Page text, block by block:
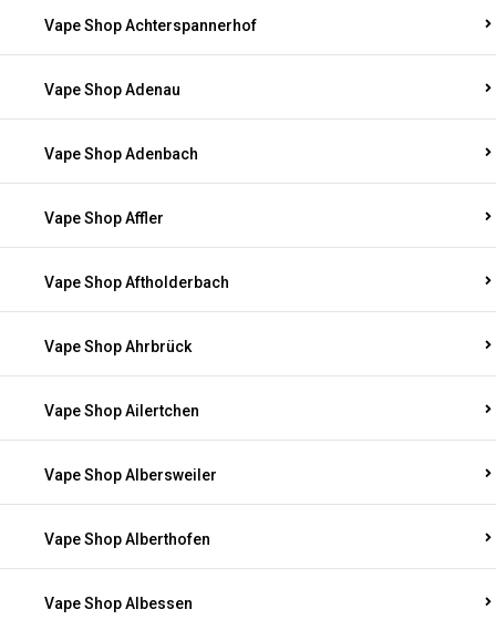
Vape Shop Achterspannerhof
Vape Shop Adenau
Vape Shop Adenbach
Vape Shop Affler
Vape Shop Aftholderbach
Vape Shop Ahrbrück
Vape Shop Ailertchen
Vape Shop Albersweiler
Vape Shop Alberthofen
Vape Shop Albessen